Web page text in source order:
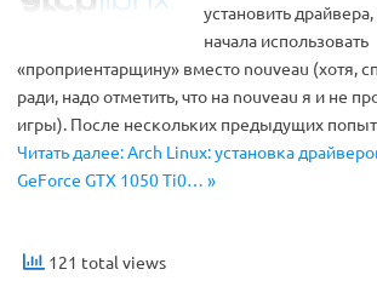
установить
начала использовать
«проприентарщину» вместо nouveau (хотя,
ради, надо отметить, что на nouveau я и не
игры). После нескольких предыдущих
Читать далее: Arch Linux: установка
GeForce GTX 1050 Ti0… »
121 total views